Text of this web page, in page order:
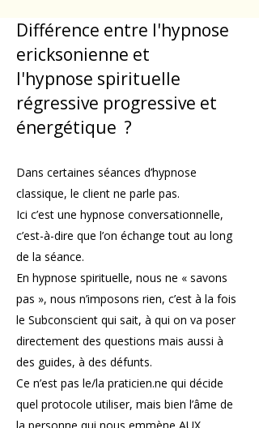
Différence entre l'hypnose
ericksonienne et
l'hypnose spirituelle
régressive progressive et
énergétique ?
Dans certaines séances d’hypnose
classique, le client ne parle pas.
Ici c’est une hypnose conversationnelle,
c’est-à-dire que l’on échange tout au long
de la séance.
En hypnose spirituelle, nous ne « savons
pas », nous n’imposons rien, c’est à la fois
le Subconscient qui sait, à qui on va poser
directement des questions mais aussi à
des guides, à des défunts.
Ce n’est pas le/la praticien.ne qui décide
quel protocole utiliser, mais bien l’âme de